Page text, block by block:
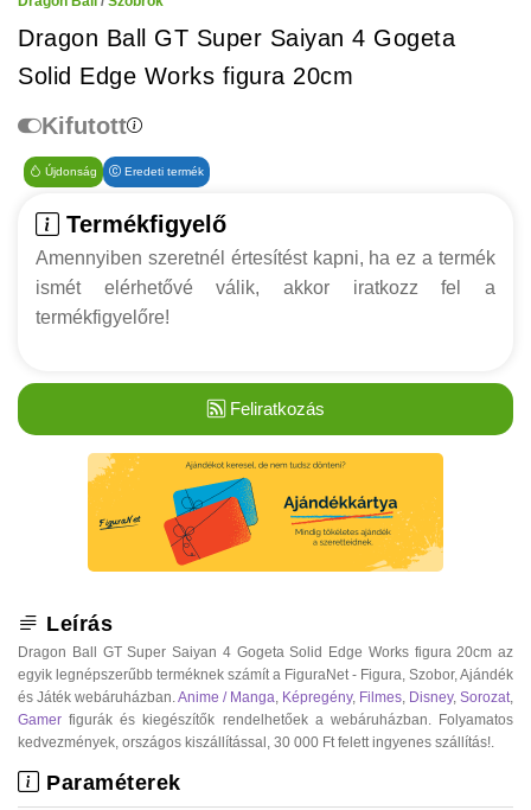
Dragon Ball GT Super Saiyan 4 Gogeta
Solid Edge Works figura 20cm
Kifutott
Újdonság Eredeti termék
Termékfigyelő
Amennyiben szeretnél értesítést kapni, ha ez a termék
ismét elérhetővé válik, akkor iratkozz fel a
termékfigyelőre!
Feliratkozás
Leírás
Dragon Ball GT Super Saiyan 4 Gogeta Solid Edge Works figura 20cm az
egyik legnépszerűbb terméknek számít a FiguraNet - Figura, Szobor, Ajándék
és Játék webáruházban. Anime / Manga Képregény, Filmes Disney, Sorozat
Gamer figurák és kiegészítők rendelhetőek a webáruházban. Folyamatos
kedvezmények, országos kiszállítással, 30 000 Ft felett ingyenes szállítás!.
Paraméterek